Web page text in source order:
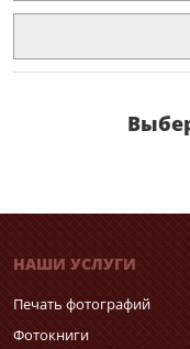
НАШИ УСЛУГИ
Печать фотографий
Фотокниги